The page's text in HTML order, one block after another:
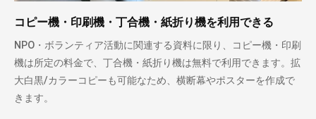
コピー機・印刷機・丁合機・紙折り機を利用できる
NPO・ボランティア活動に関連する資料に限り、コピー機・印刷
機は所定の料金で、丁合機・紙折り機は無料で利用できます。拡
大白黒/カラーコピーも可能なため、横断幕やポスターを作成で
きます。